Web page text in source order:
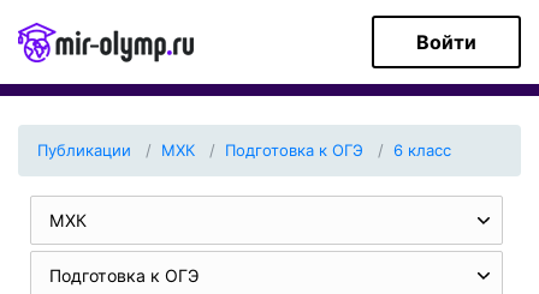
Войти
Публикации МХК Подготовка к ОГЭ 6 класс
МХК
Подготовка к ОГЭ